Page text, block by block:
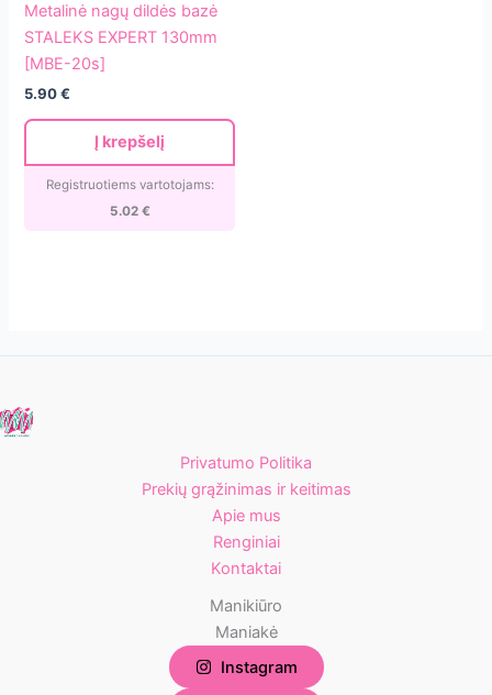
bazė
STALEKS
EXPERT
130mm
20s]
Metalinė nagų dildės bazė
STALEKS EXPERT 130mm
[MBE-20s]
5.90€
Į krepšelį
Registruotiems vartotojams:
5.02 €
Privatumo Politika
Prekių grąžinimas ir keitimas
Apie mus
Renginiai
Kontaktai
Manikiūro
Maniakė
Instagram